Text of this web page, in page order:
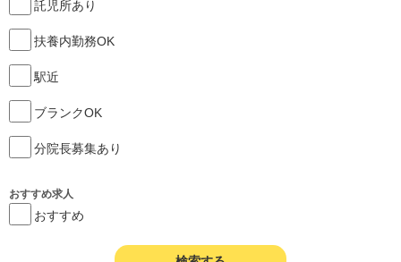
託児所あり
扶養内勤務OK
駅近
ブランクOK
分院長募集あり
おすすめ求人
おすすめ